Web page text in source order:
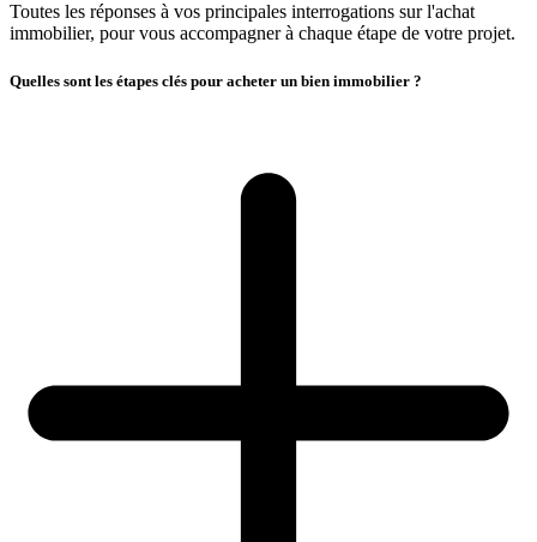
Toutes les réponses à vos principales interrogations sur l'achat
immobilier, pour vous accompagner à chaque étape de votre projet.
Quelles sont les étapes clés pour acheter un bien immobilier ?